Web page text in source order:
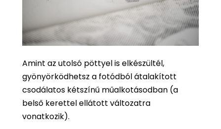
Amint az utolsó pöttyel is elkészültél,
gyönyörködhetsz a fotódból átalakított
csodálatos kétszínű műalkotásodban (a
belső kerettel ellátott változatra
vonatkozik).